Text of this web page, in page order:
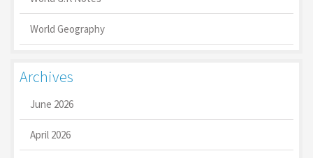
World Geography
Archives
June 2026
April 2026